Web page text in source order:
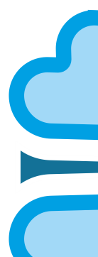
ГЛАВНАЯ